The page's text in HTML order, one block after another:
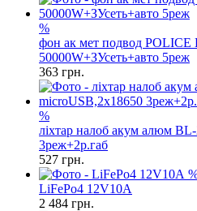
%
фон ак мет подвод POLICE
50000W+ЗУсеть+авто 5реж
363 грн.
%
ліхтар налоб акум алюм
3реж+2р.габ
527 грн.
LiFePo4 12V10A
2 484 грн.